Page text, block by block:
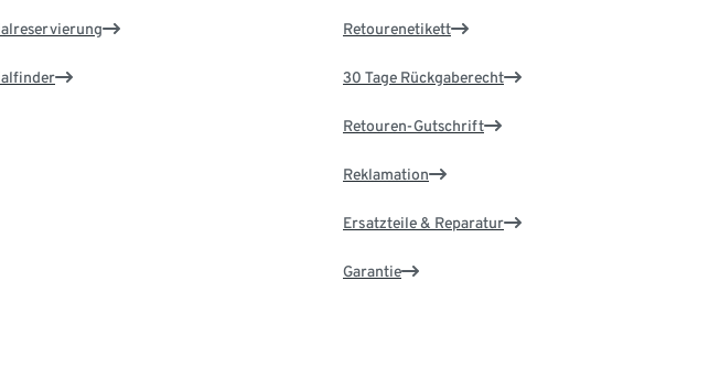
Retourenetikett
30 Tage Rückgaberecht
Retouren-Gutschrift
Reklamation
Ersatzteile & Reparatur
Garantie